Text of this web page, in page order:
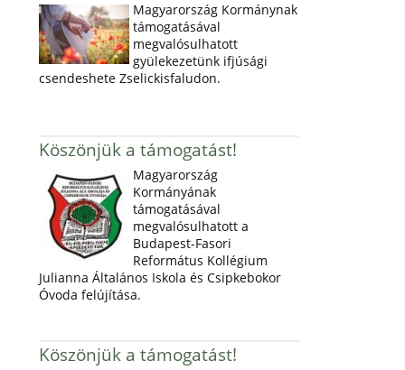
Magyarország Kormánynak
támogatásával
megvalósulhatott
gyülekezetünk ifjúsági
csendeshete Zselickisfaludon.
Köszönjük a támogatást!
Magyarország
Kormányának
támogatásával
megvalósulhatott a
Budapest-Fasori
Református Kollégium
Julianna Általános Iskola és Csipkebokor
Óvoda felújítása.
Köszönjük a támogatást!